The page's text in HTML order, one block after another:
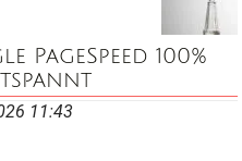
PageSpeed 100%
11:43